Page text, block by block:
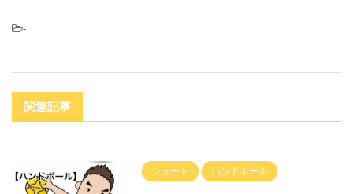
-
関連記事
シュート ハンドボール